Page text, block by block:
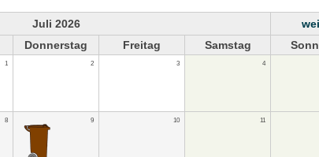
Juli 2026
Donnerstag Freitag Samstag
1 2 3 4
8 9 10 11